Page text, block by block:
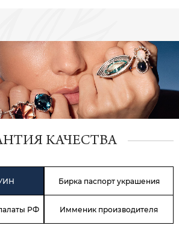
КАЧЕСТВА
Бирка паспорт украшения
РФ Имменик производителя